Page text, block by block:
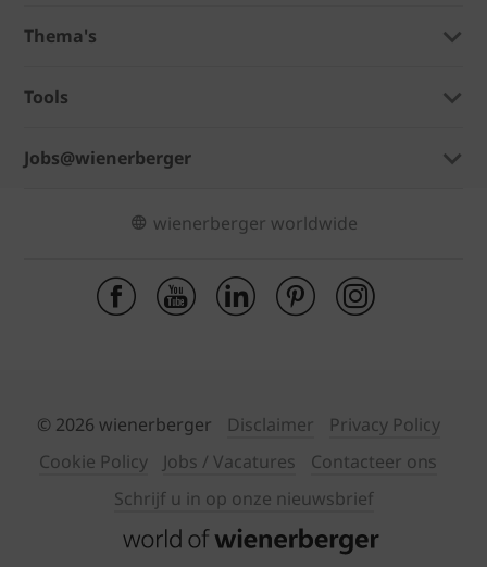
Thema's
Tools
Jobs@wienerberger
wienerberger worldwide
© 2026 wienerberger Disclaimer
Privacy Policy
Cookie Policy
Jobs / Vacatures
Contacteer ons
Schrijf u in op onze nieuwsbrief